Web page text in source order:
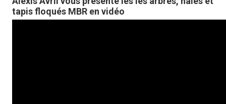
tapis floqués MBR en vidéo